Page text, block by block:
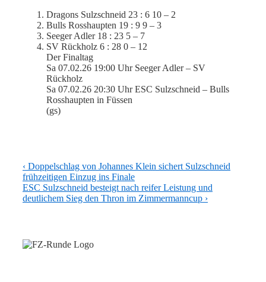
Dragons Sulzschneid 23 : 6 10 – 2
Bulls Rosshaupten 19 : 9 9 – 3
Seeger Adler 18 : 23 5 – 7
SV Rückholz 6 : 28 0 – 12
Der Finaltag
Sa 07.02.26 19:00 Uhr Seeger Adler – SV
Rückholz
Sa 07.02.26 20:30 Uhr ESC Sulzschneid – Bulls
Rosshaupten in Füssen
(gs)
Beitragsnavigation
Previous
Post
is
‹ Doppelschlag von Johannes Klein sichert Sulzschneid
frühzeitigen Einzug ins Finale
Next
Post
ESC Sulzschneid besteigt nach reifer Leistung und
deutlichem Sieg den Thron im Zimmermanncup ›